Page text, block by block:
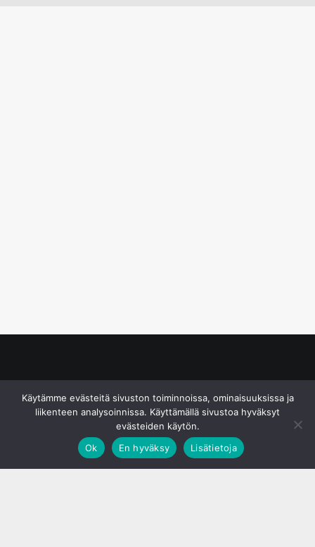
Käytämme evästeitä sivuston toiminnoissa, ominaisuuksissa ja
liikenteen analysoinnissa. Käyttämällä sivustoa hyväksyt
evästeiden käytön.
Ok
En hyväksy Lisätietoja